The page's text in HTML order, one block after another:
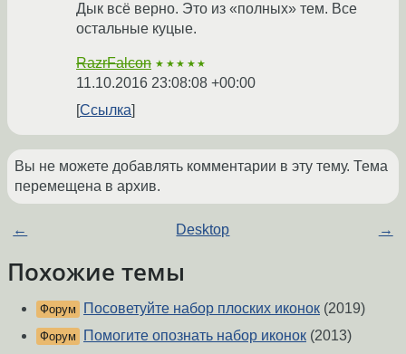
Дык всё верно. Это из «полных» тем. Все
остальные куцые.
RazrFalcon ★★★★★
11.10.2016 23:08:08 +00:00
Ссылка
Вы не можете добавлять комментарии в эту тему. Тема
перемещена в архив.
← Desktop →
Похожие темы
Форум Посоветуйте набор плоских иконок (2019)
Форум Помогите опознать набор иконок (2013)